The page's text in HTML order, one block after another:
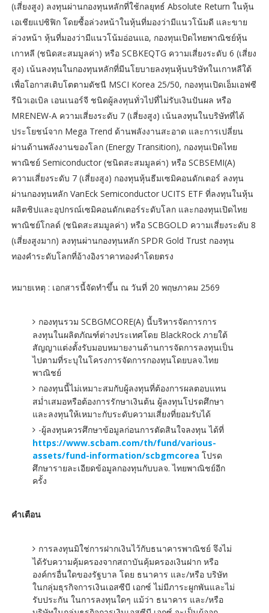
(เสี่ยงสูง) ลงทุนผ่านกองทุนหลักที่ใช้กลยุทธ์ Absolute Return ในหุ้น
เอเชียแปซิฟิก โดยซื้อล่วงหน้าในหุ้นที่มองว่ามีแนวโน้มดี และขาย
ล่วงหน้า หุ้นที่มองว่ามีแนวโน้มอ่อนแอ, กองทุนเปิดไทยพาณิชย์หุ้น
เกาหลี (ชนิดสะสมมูลค่า) หรือ SCBKEQTG ความเสี่ยงระดับ 6 (เสี่ยง
สูง) เน้นลงทุนในกองทุนหลักที่มีนโยบายลงทุนหุ้นบริษัทในเกาหลีใต้
เพื่อโอกาสเติบโตตามดัชนี MSCI Korea 25/50, กองทุนเปิดเอ็มเอฟซี
รีนิวเอเบิล เอนเนอร์จี ชนิดผู้ลงทุนทั่วไปที่ไม่รับเงินปันผล หรือ
MRENEW-A ความเสี่ยงระดับ 7 (เสี่ยงสูง) เน้นลงทุนในบริษัทที่ได้
ประโยชน์จาก Mega Trend ด้านพลังงานสะอาด และการเปลี่ยน
ผ่านด้านพลังงานของโลก (Energy Transition), กองทุนเปิดไทย
พาณิชย์ Semiconductor (ชนิดสะสมมูลค่า) หรือ SCBSEMI(A)
ความเสี่ยงระดับ 7 (เสี่ยงสูง) กองทุนหุ้นธีมเซมิคอนดักเตอร์ ลงทุน
ผ่านกองทุนหลัก VanEck Semiconductor UCITS ETF ที่ลงทุนในหุ้น
ผลิตชิปและอุปกรณ์เซมิคอนดักเตอร์ระดับโลก และกองทุนเปิดไทย
พาณิชย์โกลด์ (ชนิดสะสมมูลค่า) หรือ SCBGOLD ความเสี่ยงระดับ 8
(เสี่ยงสูงมาก) ลงทุนผ่านกองทุนหลัก SPDR Gold Trust กองทุน
ทองคำระดับโลกที่อ้างอิงราคาทองคำโดยตรง
หมายเหตุ : เอกสารนี้จัดทำขึ้น ณ วันที่ 20 พฤษภาคม 2569
กองทุนรวม SCBGMCORE(A) นี้บริหารจัดการการ
ลงทุนในผลิตภัณฑ์ต่างประเทศโดย BlackRock ภายใต้
สัญญาแต่งตั้งรับมอบหมายงานด้านการจัดการลงทุนเป็น
ไปตามที่ระบุในโครงการจัดการกองทุนโดยบลจ.ไทย
พาณิชย์
กองทุนนี้ไม่เหมาะสมกับผู้ลงทุนที่ต้องการผลตอบแทน
สม่ำเสมอหรือต้องการรักษาเงินต้น ผู้ลงทุนโปรดศึกษา
และลงทุนให้เหมาะกับระดับความเสี่ยงที่ยอมรับได้
-ผู้ลงทุนควรศึกษาข้อมูลก่อนการตัดสินใจลงทุน ได้ที่
https://www.scbam.com/th/fund/various-
assets/fund-information/scbgmcorea โปรด
ศึกษารายละเอียดข้อมูลกองทุนกับบลจ. ไทยพาณิชย์อีก
ครั้ง
คำเตือน
การลงทุนมิใช่การฝากเงินไว้กับธนาคารพาณิชย์ จึงไม่
ได้รับความคุ้มครองจากสถาบันคุ้มครองเงินฝาก หรือ
องค์กรอื่นใดของรัฐบาล โดย ธนาคาร และ/หรือ บริษัท
ในกลุ่มธุรกิจการเงินเอสซีบี เอกซ์ ไม่มีภาระผูกพันและไม่
รับประกัน ในการลงทุนใดๆ แม้ว่า ธนาคาร และ/หรือ